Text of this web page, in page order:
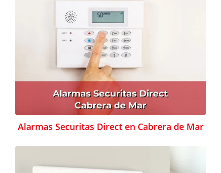
Alarmas Securitas Direct en Cabrera de Mar